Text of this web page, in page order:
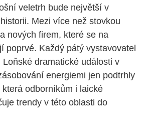
veletrh bude největší v
Mezi více než stovkou
nových firem, které se na
poprvé. Každý pátý vystavovatel
dramatické události v
energiemi jen podtrhly
odborníkům i laické
trendy v této oblasti do